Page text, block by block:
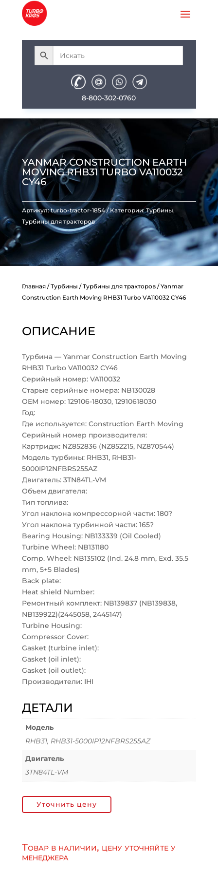
8-800-302-0760
YANMAR CONSTRUCTION EARTH
MOVING RHB31 TURBO VA110032
CY46
Артикул:turbo-tractor-1854 Категории:Турбины,
Турбины для тракторов
Главная/Турбины /Турбины для тракторов/ Yanmar
Construction Earth Moving RHB31 Turbo VA110032 CY46
ОПИСАНИЕ
Турбина — Yanmar Construction Earth Moving
RHB31 Turbo VA110032 CY46
Серийный номер: VA110032
Старые серийные номера: NB130028
OEM номер: 129106-18030, 12910618030
Год:
Где используется: Construction Earth Moving
Серийный номер производителя:
Картридж: NZ852836 (NZ852215, NZ870544)
Модель турбины: RHB31, RHB31-
5000IP12NFBRS255AZ
Двигатель: 3TN84TL-VM
Объем двигателя:
Тип топлива:
Угол наклона компрессорной части: 180?
Угол наклона турбинной части: 165?
Bearing Housing: NB133339 (Oil Cooled)
Turbine Wheel: NB131180
Comp. Wheel: NB135102 (Ind. 24.8 mm, Exd. 35.5
mm, 5+5 Blades)
Back plate:
Heat shield Number:
Ремонтный комплект: NB139837 (NB139838,
NB139922)(2445058, 2445147)
Turbine Housing:
Compressor Cover:
Gasket (turbine inlet):
Gasket (oil inlet):
Gasket (oil outlet):
Производители: IHI
ДЕТАЛИ
Модель
RHB31, RHB31-5000IP12NFBRS255AZ
Двигатель
3TN84TL-VM
Уточнить цену
Товар в наличии, цену уточняйте у
менеджера